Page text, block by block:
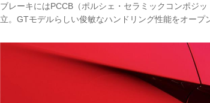
ブレーキにはPCCB（ポルシェ・セラミックコンポジ
立。GTモデルらしい俊敏なハンドリング性能をオープ